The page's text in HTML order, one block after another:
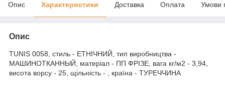
Опис Характеристики Доставка Оплата Умови
Опис
TUNIS 0058, стиль - ЕТНІЧНИЙ, тип виробництва -
МАШИНОТКАННЫЙ, матеріал - ПП ФРІЗЕ, вага кг/м2 - 3,94,
висота ворсу - 25, щільність - , країна - ТУРЕЧЧИНА